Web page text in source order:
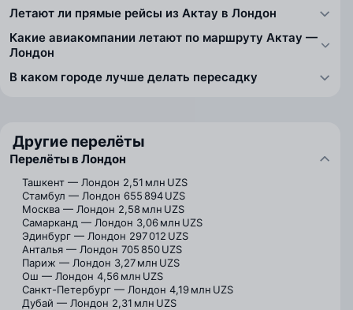
Летают ли прямые рейсы из Актау в Лондон
Какие авиакомпании летают по маршруту Актау —
Лондон
В каком городе лучше делать пересадку
Другие перелёты
Перелёты в Лондон
Ташкент — Лондон 2,51 млн UZS
Стамбул — Лондон 655 894 UZS
Москва — Лондон 2,58 млн UZS
Самарканд — Лондон 3,06 млн UZS
Эдинбург — Лондон 297 012 UZS
Анталья — Лондон 705 850 UZS
Париж — Лондон 3,27 млн UZS
Ош — Лондон 4,56 млн UZS
Санкт-Петербург — Лондон 4,19 млн UZS
Дубай — Лондон 2,31 млн UZS